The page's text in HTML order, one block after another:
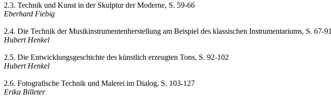
2.3. Technik und Kunst in der Skulptur der Moderne, S. 59-66
Eberhard Fiebig
2.4. Die Technik der Musikinstrumentenherstellung am Beispiel des klassischen Instrumentariums, S. 67-91
Hubert Henkel
2.5. Die Entwicklungsgeschichte des künstlich erzeugten Tons, S. 92-102
Hubert Henkel
2.6. Fotografische Technik und Malerei im Dialog, S. 103-127
Erika Billeter